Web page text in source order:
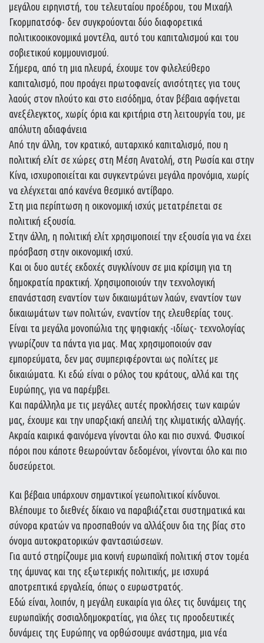
μεγάλου ειρηνιστή, του τελευταίου προέδρου, του Μιχαήλ
Γκορμπατσόφ- δεν συγκρούονται δύο διαφορετικά
πολιτικοοικονομικά μοντέλα, αυτό του καπιταλισμού και του
σοβιετικού κομμουνισμού.
Σήμερα, από τη μια πλευρά, έχουμε τον φιλελεύθερο
καπιταλισμό, που προάγει πρωτοφανείς ανισότητες για τους
λαούς στον πλούτο και στο εισόδημα, όταν βέβαια αφήνεται
ανεξέλεγκτος, χωρίς όρια και κριτήρια στη λειτουργία του, με
απόλυτη αδιαφάνεια
Από την άλλη, τον κρατικό, αυταρχικό καπιταλισμό, που η
πολιτική ελίτ σε χώρες στη Μέση Ανατολή, στη Ρωσία και στην
Κίνα, ισχυροποιείται και συγκεντρώνει μεγάλα προνόμια, χωρίς
να ελέγχεται από κανένα θεσμικό αντίβαρο.
Στη μια περίπτωση η οικονομική ισχύς μετατρέπεται σε
πολιτική εξουσία.
Στην άλλη, η πολιτική ελίτ χρησιμοποιεί την εξουσία για να έχει
πρόσβαση στην οικονομική ισχύ.
Και οι δυο αυτές εκδοχές συγκλίνουν σε μια κρίσιμη για τη
δημοκρατία πρακτική. Χρησιμοποιούν την τεχνολογική
επανάσταση εναντίον των δικαιωμάτων λαών, εναντίον των
δικαιωμάτων των πολιτών, εναντίον της ελευθερίας τους.
Είναι τα μεγάλα μονοπώλια της ψηφιακής -ιδίως- τεχνολογίας
γνωρίζουν τα πάντα για μας. Μας χρησιμοποιούν σαν
εμπορεύματα, δεν μας συμπεριφέρονται ως πολίτες με
δικαιώματα. Κι εδώ είναι ο ρόλος του κράτους, αλλά και της
Ευρώπης, για να παρέμβει.
Και παράλληλα με τις μεγάλες αυτές προκλήσεις των καιρών
μας, έχουμε και την υπαρξιακή απειλή της κλιματικής αλλαγής.
Ακραία καιρικά φαινόμενα γίνονται όλο και πιο συχνά. Φυσικοί
πόροι που κάποτε θεωρούνταν δεδομένοι, γίνονται όλο και πιο
δυσεύρετοι.
Και βέβαια υπάρχουν σημαντικοί γεωπολιτικοί κίνδυνοι.
Βλέπουμε το διεθνές δίκαιο να παραβιάζεται συστηματικά και
σύνορα κρατών να προσπαθούν να αλλάξουν δια της βίας στο
όνομα αυτοκρατορικών φαντασιώσεων.
Για αυτό στηρίζουμε μια κοινή ευρωπαϊκή πολιτική στον τομέα
της άμυνας και της εξωτερικής πολιτικής, με ισχυρά
αποτρεπτικά εργαλεία, όπως ο ευρωστρατός.
Εδώ είναι, λοιπόν, η μεγάλη ευκαιρία για όλες τις δυνάμεις της
ευρωπαϊκής σοσιαλδημοκρατίας, για όλες τις προοδευτικές
δυνάμεις της Ευρώπης να ορθώσουμε ανάστημα, μια νέα